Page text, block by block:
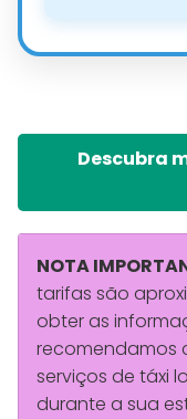
Descubra
NOTA
tarifas são
obter as
recomendamos
serviços de táxi
durante a sua